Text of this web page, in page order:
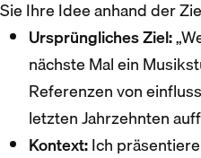
Sie Ihre Idee anhand der
Ursprüngliches Ziel:
nächste Mal ein
Referenzen von
letzten Jahrzehnten
Kontext:Ich